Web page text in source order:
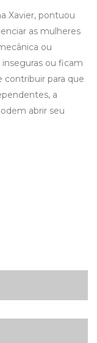
Xavier, pontuou
as mulheres
ou
ou ficam
contribuir para que
a
abrir seu